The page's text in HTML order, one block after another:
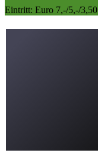
Eintritt: Euro 7,-/5,-/3,50